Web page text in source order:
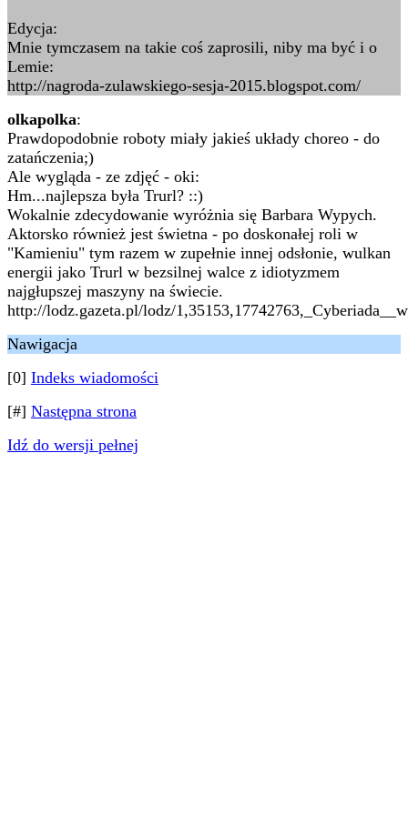
Edycja:
Mnie tymczasem na takie coś zaprosili, niby ma być i o
Lemie:
http://nagroda-zulawskiego-sesja-2015.blogspot.com/
olkapolka:
Prawdopodobnie roboty miały jakieś układy choreo - do
zatańczenia;)
Ale wygląda - ze zdjęć - oki:
Hm...najlepsza była Trurl? ::)
Wokalnie zdecydowanie wyróżnia się Barbara Wypych.
Aktorsko również jest świetna - po doskonałej roli w
"Kamieniu" tym razem w zupełnie innej odsłonie, wulkan
energii jako Trurl w bezsilnej walce z idiotyzmem
najgłupszej maszyny na świecie.
http://lodz.gazeta.pl/lodz/
Nawigacja
[0] Indeks wiadomości
[#] Następna strona
Idź do wersji pełnej